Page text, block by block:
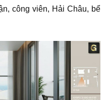
công viên, Hải Châu, bể